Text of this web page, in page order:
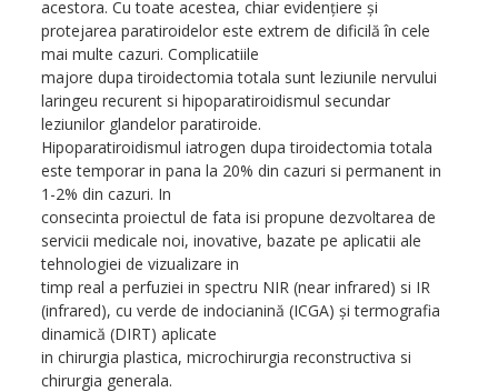
acestora. Cu toate acestea, chiar evidenţiere şi
protejarea paratiroidelor este extrem de dificilă în cele
mai multe cazuri. Complicatiile
majore dupa tiroidectomia totala sunt leziunile nervului
laringeu recurent si hipoparatiroidismul secundar
leziunilor glandelor paratiroide.
Hipoparatiroidismul iatrogen dupa tiroidectomia totala
este temporar in pana la 20% din cazuri si permanent in
1-2% din cazuri. In
consecinta proiectul de fata isi propune dezvoltarea de
servicii medicale noi, inovative, bazate pe aplicatii ale
tehnologiei de vizualizare in
timp real a perfuziei in spectru NIR (near infrared) si IR
(infrared), cu verde de indocianină (ICGA) şi termografia
dinamică (DIRT) aplicate
in chirurgia plastica, microchirurgia reconstructiva si
chirurgia generala.